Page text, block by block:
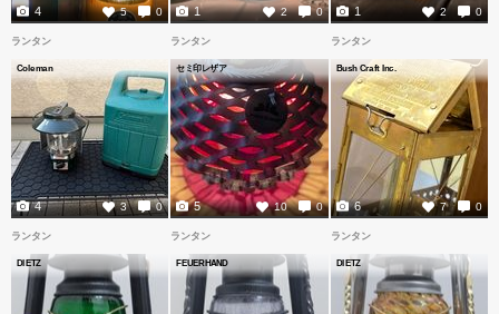
5 0
4 2 0
1 2 0
1
ランタン
Coleman
3 0
4
ランタン
セミ印レザア
10 0
5
ランタン
Bush Craft Inc.
7 0
6
ランタン
DIETZ
ランタン
FEUERHAND
ランタン
DIETZ